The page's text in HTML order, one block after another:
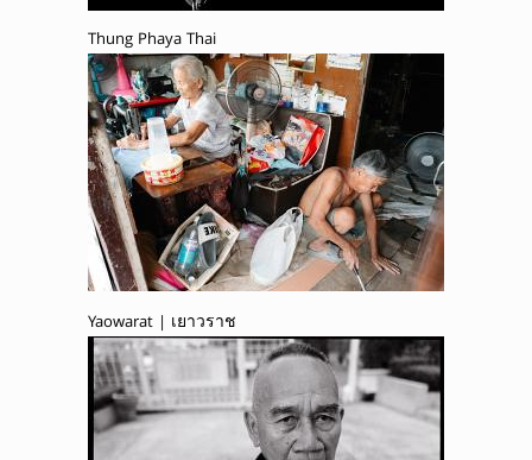
Thung Phaya Thai
Yaowarat | เยาวราช